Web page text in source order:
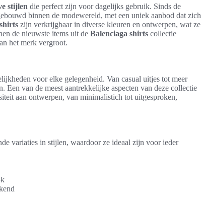
stijlen die perfect zijn voor dagelijks gebruik. Sinds de
binnen de modewereld, met een uniek aanbod dat zich
zijn verkrijgbaar in diverse kleuren en ontwerpen, wat ze
de nieuwste items uit de Balenciaga shirts collectie
het merk vergroot.
voor elke gelegenheid. Van casual uitjes tot meer
Een van de meest aantrekkelijke aspecten van deze collectie
aan ontwerpen, van minimalistich tot uitgesproken,
variaties in stijlen, waardoor ze ideaal zijn voor ieder